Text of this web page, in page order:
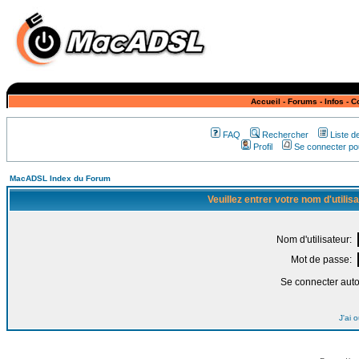
Accueil - Forums - Infos -
FAQ Rechercher
Liste
Profil
Se connecter
MacADSL Index du Forum
Veuillez entrer votre nom
Nom d'utilisateur:
Mot de passe:
Se connecter
J'ai